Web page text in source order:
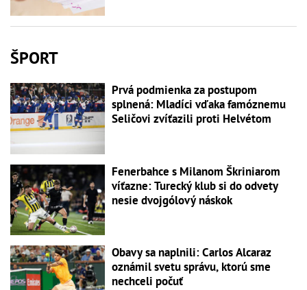
ŠPORT
Prvá podmienka za postupom
splnená: Mladíci vďaka famóznemu
Seličovi zvíťazili proti Helvétom
Fenerbahce s Milanom Škriniarom
víťazne: Turecký klub si do odvety
nesie dvojgólový náskok
Obavy sa naplnili: Carlos Alcaraz
oznámil svetu správu, ktorú sme
nechceli počuť